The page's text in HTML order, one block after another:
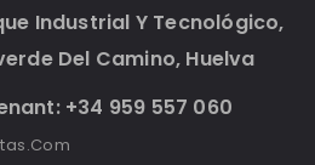
Industrial Y Tecnológico,
Del Camino, Huelva
+34 959 557 060